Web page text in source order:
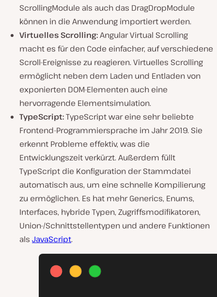
ScrollingModule als auch das DragDropModule
können in die Anwendung importiert werden.
Virtuelles Scrolling:Angular Virtual Scrolling
macht es für den Code einfacher, auf verschiedene
Scroll-Ereignisse zu reagieren. Virtuelles Scrolling
ermöglicht neben dem Laden und Entladen von
exponierten DOM-Elementen auch eine
hervorragende Elementsimulation.
TypeScript:TypeScript war eine sehr beliebte
Frontend-Programmiersprache im Jahr 2019. Sie
erkennt Probleme effektiv, was die
Entwicklungszeit verkürzt. Außerdem füllt
TypeScript die Konfiguration der Stammdatei
automatisch aus, um eine schnelle Kompilierung
zu ermöglichen. Es hat mehr Generics, Enums,
Interfaces, hybride Typen, Zugriffsmodifikatoren,
Union-/Schnittstellentypen und andere Funktionen
als JavaScript.